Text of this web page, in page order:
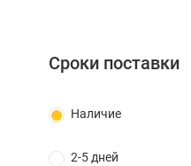
Сроки поставки
Наличие
2-5 дней